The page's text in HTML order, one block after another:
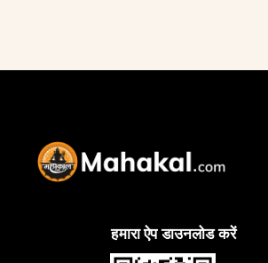
हमारा ऐप डाउनलोड करें